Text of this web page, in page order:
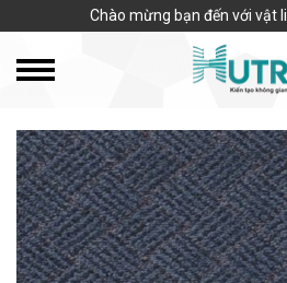
Chào mừng bạn đến với vật